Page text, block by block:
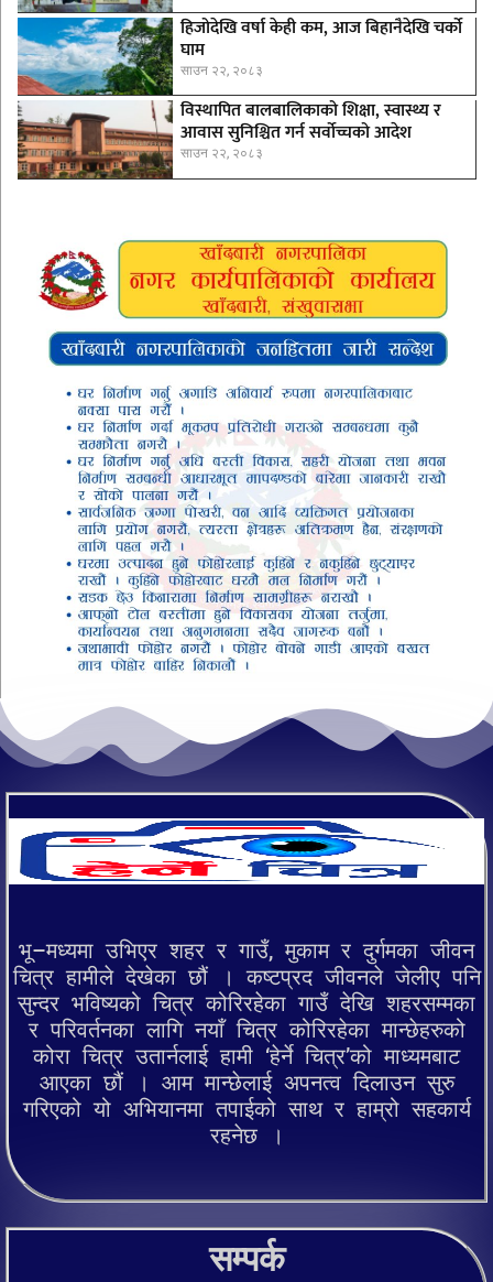
हिजोदेखि वर्षा केही कम, आज बिहानैदेखि चर्को
घाम
साउन २२, २०८३
विस्थापित बालबालिकाको शिक्षा, स्वास्थ्य र
आवास सुनिश्चित गर्न सर्वोच्चको आदेश
साउन २२, २०८३
भू–मध्यमा उभिएर शहर र गाउँ, मुकाम र दुर्गमका जीवन
चित्र हामीले देखेका छौं । कष्टप्रद जीवनले जेलीए पनि
सुन्दर भविष्यको चित्र कोरिरहेका गाउँ देखि शहरसम्मका
र परिवर्तनका लागि नयाँ चित्र कोरिरहेका मान्छेहरुको
कोरा चित्र उतार्नलाई हामी ‘हेर्ने चित्र’को माध्यमबाट
आएका छौं । आम मान्छेलाई अपनत्व दिलाउन सुरु
गरिएको यो अभियानमा तपाईको साथ र हाम्रो सहकार्य
रहनेछ ।
सम्पर्क